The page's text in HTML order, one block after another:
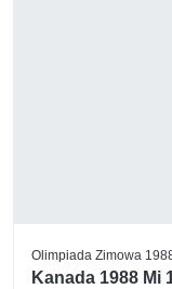
Olimpiada Zimowa
Kanada 1988 Mi